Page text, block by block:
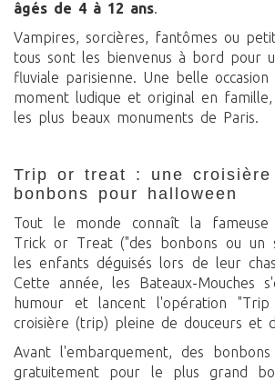
âgés de 4 à 12 ans.
Vampires, sorcières, fantômes ou
tous sont les bienvenus à bord pour
fluviale parisienne. Une belle
moment ludique et original en
les plus beaux monuments de Paris.
trip or treat : une croisière & des
bonbons pour halloween
Tout le monde connaît la fameuse
Trick or Treat ("des bonbons ou un
les enfants déguisés lors de leur
Cette année, les Bateaux-Mouches
humour et lancent l'opération
croisière (trip) pleine de douceurs et
Avant l'embarquement, des
gratuitement pour le plus grand